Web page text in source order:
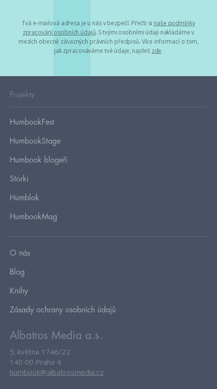
Tvá e-mailová adresa je u nás v bezpečí. Přečti si naše podmínky
zpracování osobních údajů. S tvými osobními údaji nakládáme v
mezích obecně závazných právních předpisů. Více informací o tom,
jak zpracováváme tvé údaje, najdeš zde.
Projekty
HumbookFest
HumbookStage
Humbook blogeři
Storki
Humblok
HumbookMag
O nás
Blog
Knihy
Zásady ochrany osobních údajů
Albatros Media a.s.
5. května 1746/22
140 00 Praha 4
humbook@albatrosmedia.cz